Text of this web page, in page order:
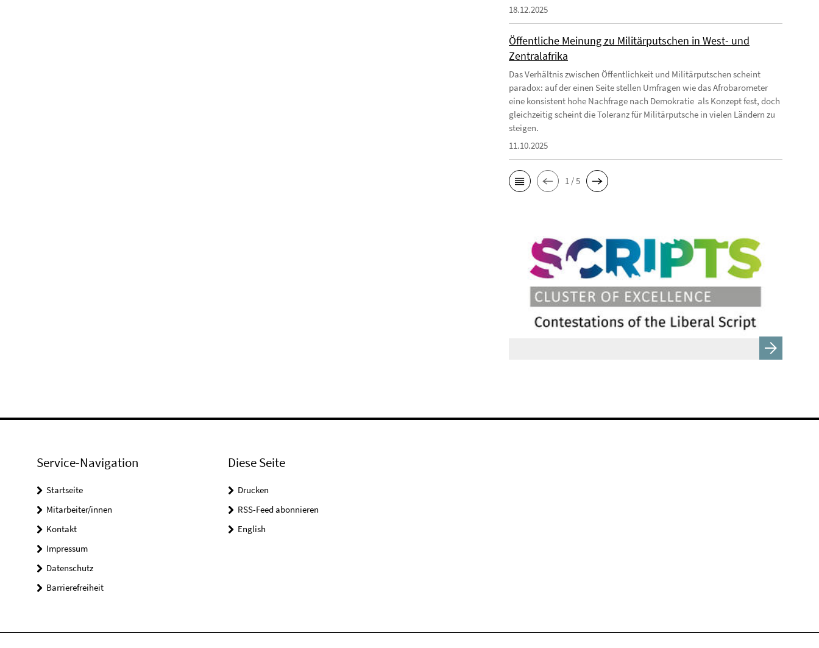
18.12.2025
Öffentliche Meinung zu Militärputschen in West- und
Zentralafrika
Das Verhältnis zwischen Öffentlichkeit und Militärputschen scheint
paradox: auf der einen Seite stellen Umfragen wie das Afrobarometer
eine konsistent hohe Nachfrage nach Demokratie als Konzept fest, doch
gleichzeitig scheint die Toleranz für Militärputsche in vielen Ländern zu
steigen.
11.10.2025
1 / 5
Service-Navigation
Startseite
Mitarbeiter/innen
Kontakt
Impressum
Datenschutz
Barrierefreiheit
Diese Seite
Drucken
RSS-Feed abonnieren
English